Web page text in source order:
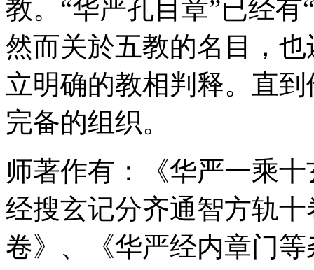
教。“华严孔目章”已经
然而关於五教的名目，
立明确的教相判释。直
完备的组织。
师著作有：《华严一乘
经搜玄记分齐通智方轨
卷》、《华严经内章门